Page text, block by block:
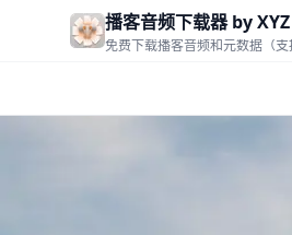
Skip to main content播客音频下载器 by
免费下载播客音频和元数据（支